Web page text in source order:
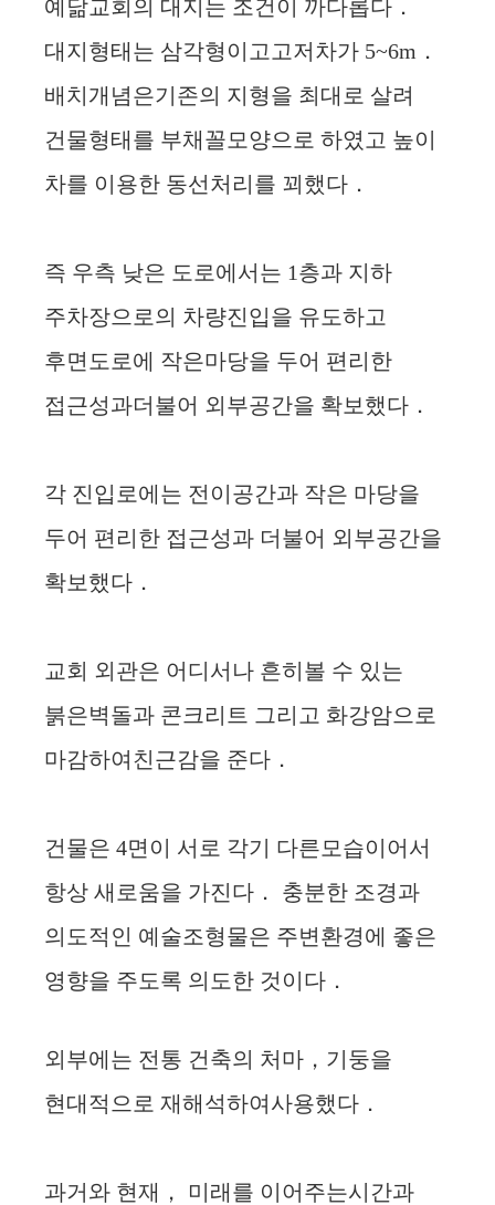
예닮교회의 대지는 조건이 까다롭다．
대지형태는 삼각형이고고저차가 5~6m．
배치개념은기존의 지형을 최대로 살려
건물형태를 부채꼴모양으로 하였고 높이
차를 이용한 동선처리를 꾀했다．
즉 우측 낮은 도로에서는 1층과 지하
주차장으로의 차량진입을 유도하고
후면도로에 작은마당을 두어 편리한
접근성과더불어 외부공간을 확보했다．
각 진입로에는 전이공간과 작은 마당을
두어 편리한 접근성과 더불어 외부공간을
확보했다．
교회 외관은 어디서나 흔히볼 수 있는
붉은벽돌과 콘크리트 그리고 화강암으로
마감하여친근감을 준다．
건물은 4면이 서로 각기 다른모습이어서
항상 새로움을 가진다． 충분한 조경과
의도적인 예술조형물은 주변환경에 좋은
영향을 주도록 의도한 것이다．
외부에는 전통 건축의 처마，기둥을
현대적으로 재해석하여사용했다．
과거와 현재， 미래를 이어주는시간과